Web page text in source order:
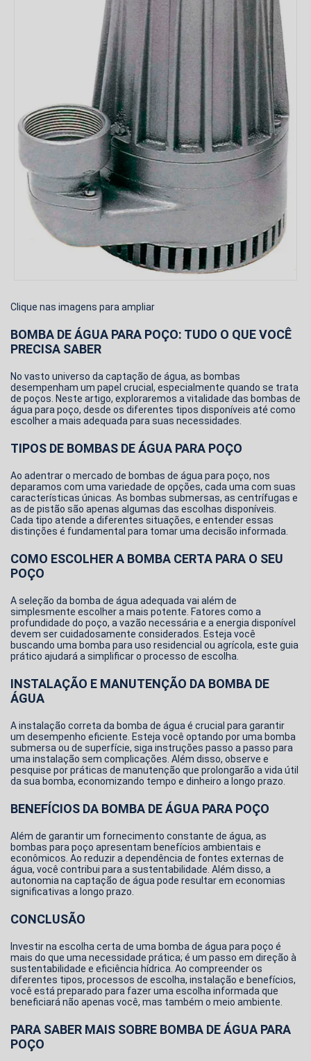
Clique nas imagens para ampliar
BOMBA DE ÁGUA PARA POÇO: TUDO O QUE VOCÊ
PRECISA SABER
No vasto universo da captação de água, as bombas
desempenham um papel crucial, especialmente quando se trata
de poços. Neste artigo, exploraremos a vitalidade das bombas de
água para poço, desde os diferentes tipos disponíveis até como
escolher a mais adequada para suas necessidades.
TIPOS DE BOMBAS DE ÁGUA PARA POÇO
Ao adentrar o mercado de bombas de água para poço, nos
deparamos com uma variedade de opções, cada uma com suas
características únicas. As bombas submersas, as centrífugas e
as de pistão são apenas algumas das escolhas disponíveis.
Cada tipo atende a diferentes situações, e entender essas
distinções é fundamental para tomar uma decisão informada.
COMO ESCOLHER A BOMBA CERTA PARA O SEU
POÇO
A seleção da bomba de água adequada vai além de
simplesmente escolher a mais potente. Fatores como a
profundidade do poço, a vazão necessária e a energia disponível
devem ser cuidadosamente considerados. Esteja você
buscando uma bomba para uso residencial ou agrícola, este guia
prático ajudará a simplificar o processo de escolha.
INSTALAÇÃO E MANUTENÇÃO DA BOMBA DE
ÁGUA
A instalação correta da bomba de água é crucial para garantir
um desempenho eficiente. Esteja você optando por uma bomba
submersa ou de superfície, siga instruções passo a passo para
uma instalação sem complicações. Além disso, observe e
pesquise por práticas de manutenção que prolongarão a vida útil
da sua bomba, economizando tempo e dinheiro a longo prazo.
BENEFÍCIOS DA BOMBA DE ÁGUA PARA POÇO
Além de garantir um fornecimento constante de água, as
bombas para poço apresentam benefícios ambientais e
econômicos. Ao reduzir a dependência de fontes externas de
água, você contribui para a sustentabilidade. Além disso, a
autonomia na captação de água pode resultar em economias
significativas a longo prazo.
CONCLUSÃO
Investir na escolha certa de uma bomba de água para poço é
mais do que uma necessidade prática; é um passo em direção à
sustentabilidade e eficiência hídrica. Ao compreender os
diferentes tipos, processos de escolha, instalação e benefícios,
você está preparado para fazer uma escolha informada que
beneficiará não apenas você, mas também o meio ambiente.
PARA SABER MAIS SOBRE BOMBA DE ÁGUA PARA
POÇO